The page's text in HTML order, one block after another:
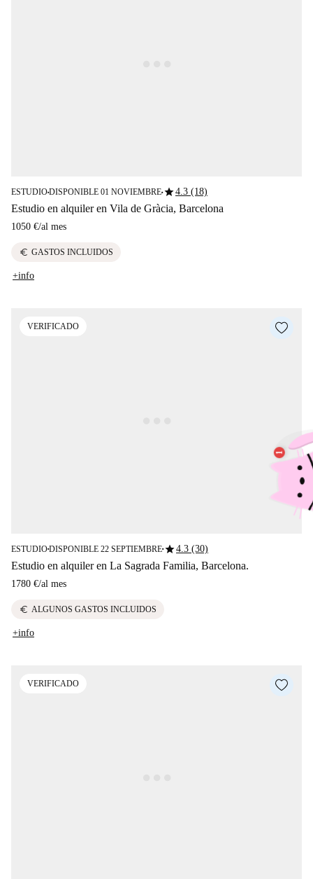
ESTUDIO■DISPONIBLE 01 NOVIEMBRE■star4.3 (18)
Estudio en alquiler en Vila de Gràcia, Barcelona
1050 €/al mes
euro GASTOS INCLUIDOS
+info
VERIFICADO
ESTUDIO■DISPONIBLE 22 SEPTIEMBRE■star4.3 (30)
Estudio en alquiler en La Sagrada Familia, Barcelona.
1780 €/al mes
euro ALGUNOS GASTOS INCLUIDOS
+info
VERIFICADO